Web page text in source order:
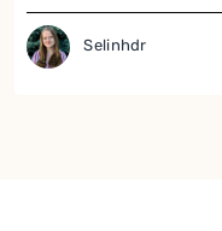
Selinhdr